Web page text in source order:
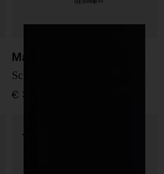
Max Mara
Sciarpa in cashmere
€ 300,00